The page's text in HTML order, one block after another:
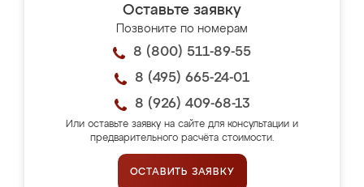
Оставьте заявку
Позвоните по номерам
8 (800) 511-89-55
8 (495) 665-24-01
8 (926) 409-68-13
Или оставьте заявку на сайте для консультации и
предварительного расчёта стоимости.
ОСТАВИТЬ ЗАЯВКУ